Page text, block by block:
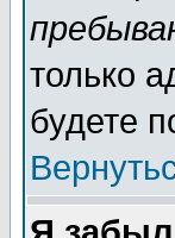
только
будете